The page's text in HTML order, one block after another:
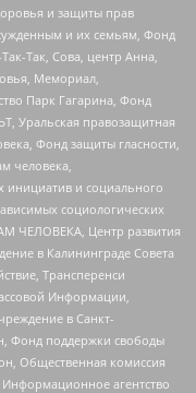
и защиты прав
и их семьям, Фонд
Так, Сова, центр Анна,
Мемориал,
Парк Гагарина, Фонд
Уральская правозащитная
Фонд защиты гласности,
человека,
инициатив и социального
социологических
ЧЕЛОВЕКА, Центр развития
в Калининграде Совета
Трансперенси
Информации,
в Санкт-
Фонд поддержки свободы
Общественная комиссия
агентство